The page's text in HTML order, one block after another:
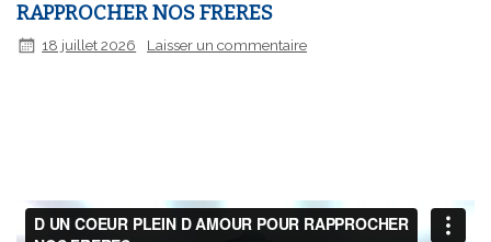
RAPPROCHER NOS FRERES
18 juillet 2026 Laisser un commentaire